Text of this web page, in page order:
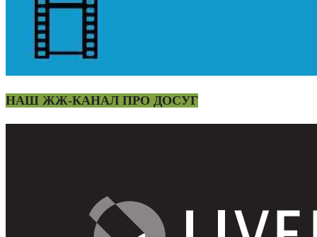
НАШ ЖЖ-КАНАЛ ПРО ДОСУГ